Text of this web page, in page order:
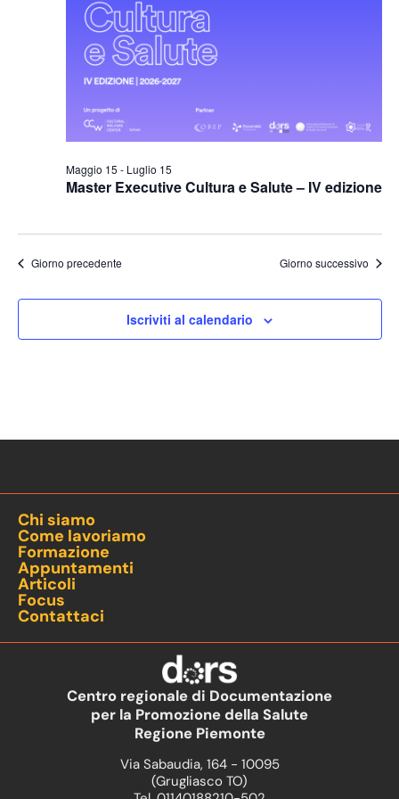
Master Executive Cultura e Salute – IV edizione
Maggio 15 - Luglio 15
Giorno precedente Giorno successivo
Iscriviti al calendario
Chi siamo
Come lavoriamo
Formazione
Appuntamenti
Articoli
Focus
Contattaci
Centro regionale di Documentazione
per la Promozione della Salute
Regione Piemonte
Via Sabaudia, 164 - 10095
(Grugliasco TO)